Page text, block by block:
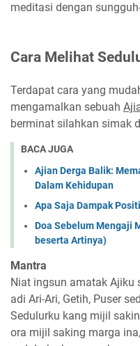
meditasi dengan
Cara Melihat
Terdapat cara yang
mengamalkan sebuah
berminat silahkan simak
BACA JUGA
Ajian Derga Balik:
Dalam Kehidupan
Apa Saja Dampak
Doa Sebelum Mengaji
beserta Artinya)
Mantra
Niat ingsun amatak Ajiku
adi Ari-Ari, Getih, Puser
Sedulurku kang mijil
ora mijil saking marga